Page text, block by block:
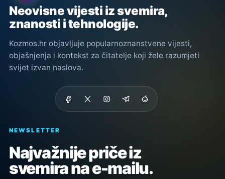
Neovisne vijesti iz svemira,
znanosti i tehnologije.
Kozmos.hr objavljuje popularnoznanstvene vijesti,
objašnjenja i kontekst za čitatelje koji žele razumjeti
svijet izvan naslova.
NEWSLETTER
Najvažnije priče iz
svemira na e-mailu.